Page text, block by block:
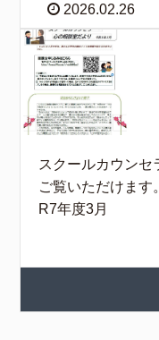
2026.02.26
スクールカウンセ
ご覧いただけま
R7年度3月